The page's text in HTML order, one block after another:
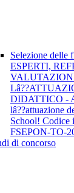
Selezione delle
ESPERTI,
DIDATTICO -
lâ??attuazione
School! Codice
FSEPON-TO-
di concorso